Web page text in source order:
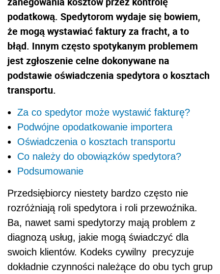
podatkową. Spedytorom wydaje się bowiem,
że mogą wystawiać faktury za fracht, a to
błąd. Innym często spotykanym problemem
jest zgłoszenie celne dokonywane na
podstawie oświadczenia spedytora o kosztach
transportu.
Za co spedytor może wystawić fakturę?
Podwójne opodatkowanie importera
Oświadczenia o kosztach transportu
Co należy do obowiązków spedytora?
Podsumowanie
Przedsiębiorcy niestety bardzo często nie
rozróżniają roli spedytora i roli przewoźnika.
Ba, nawet sami spedytorzy mają problem z
diagnozą usług, jakie mogą świadczyć dla
swoich klientów. Kodeks cywilny precyzuje
dokładnie czynności należące do obu tych grup